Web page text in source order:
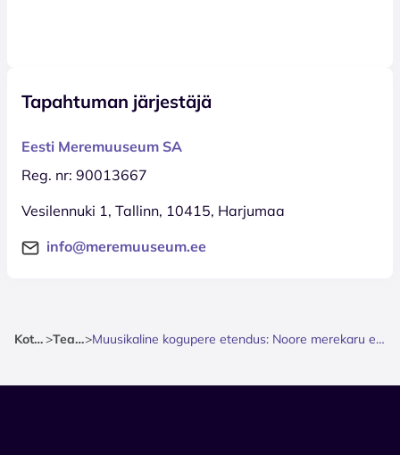
Tapahtuman järjestäjä
Eesti Meremuuseum SA
Reg. nr: 90013667
Vesilennuki 1, Tallinn, 10415, Harjumaa
info@meremuuseum.ee
Kotisivu > Teatteri> Muusikaline kogupere etendus: Noore merekaru esimene suurem seiklus